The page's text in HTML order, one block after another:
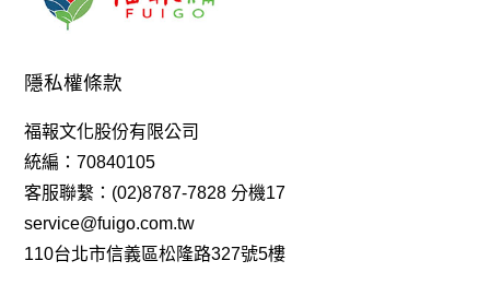
隱私權條款
福報文化股份有限公司
統編：70840105
客服聯繫：(02)8787-7828 分機17
service@fuigo.com.tw
110台北市信義區松隆路327號5樓